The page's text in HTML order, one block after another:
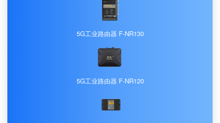
5G工业路由器 F-NR130
5G工业路由器 F-NR120